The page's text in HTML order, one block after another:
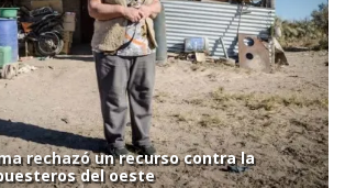
rechazó un recurso contra la
del oeste